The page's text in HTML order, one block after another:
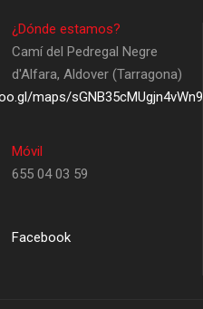
¿Dónde estamos?
Camí del Pedregal Negre
d'Alfara, Aldover (Tarragona)
maps/sGNB35cMUgjn4vWn9
Móvil
655 04 03 59
Facebook